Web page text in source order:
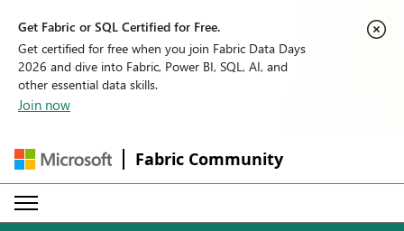
Get Fabric or SQL Certified for Free.
Get certified for free when you join Fabric Data Days
2026 and dive into Fabric, Power BI, SQL, AI, and
other essential data skills.
Join now
Fabric Community